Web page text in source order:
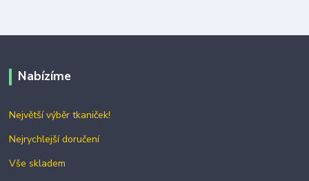
Nabízíme
Největší výběr tkaniček!
Nejrychlejší doručení
Vše skladem